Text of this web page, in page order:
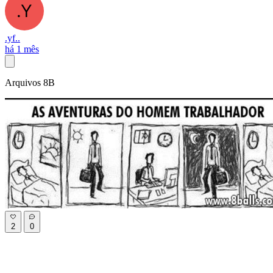
.yf..
há 1 mês
Arquivos 8B
2 0